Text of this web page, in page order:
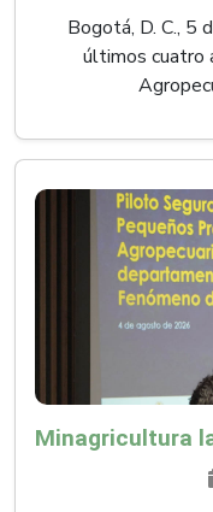
Bogotá, D. C., 5
últimos cuatro